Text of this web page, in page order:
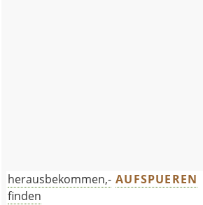
herausbekommen,-
finden
AUFSPUEREN